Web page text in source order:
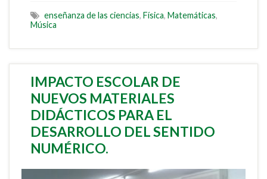
enseñanza de las ciencias, Física, Matemáticas,
Música
IMPACTO ESCOLAR DE
NUEVOS MATERIALES
DIDÁCTICOS PARA EL
DESARROLLO DEL SENTIDO
NUMÉRICO.